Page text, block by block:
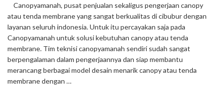
Canopyamanah, pusat penjualan sekaligus pengerjaan canopy
atau tenda membrane yang sangat berkualitas di cibubur dengan
layanan seluruh indonesia. Untuk itu percayakan saja pada
Canopyamanah untuk solusi kebutuhan canopy atau tenda
membrane. Tim teknisi canopyamanah sendiri sudah sangat
berpengalaman dalam pengerjaannya dan siap membantu
merancang berbagai model desain menarik canopy atau tenda
membrane dengan …